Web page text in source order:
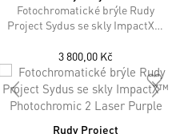
Fotochromatické brýle Rudy
Project Sydus se skly ImpactX™
3 800,00 Kč
Rudy Project